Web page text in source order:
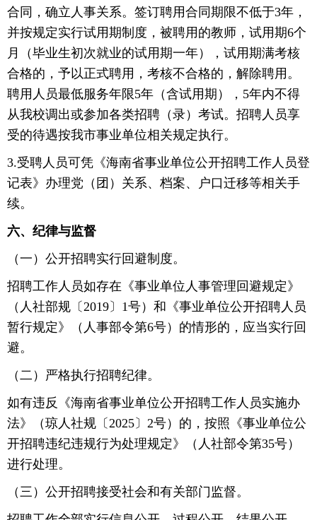
合同，确立人事关系。签订聘用合同期限不低于3年，
并按规定实行试用期制度，被聘用的教师，试用期6个
月（毕业生初次就业的试用期一年），试用期满考核
合格的，予以正式聘用，考核不合格的，解除聘用。
聘用人员最低服务年限5年（含试用期），5年内不得
从我校调出或参加各类招聘（录）考试。招聘人员享
受的待遇按我市事业单位相关规定执行。
3.受聘人员可凭《海南省事业单位公开招聘工作人员登
记表》办理党（团）关系、档案、户口迁移等相关手
续。
六、纪律与监督
（一）公开招聘实行回避制度。
招聘工作人员如存在《事业单位人事管理回避规定》
（人社部规〔2019〕1号）和《事业单位公开招聘人员
暂行规定》（人事部令第6号）的情形的，应当实行回
避。
（二）严格执行招聘纪律。
如有违反《海南省事业单位公开招聘工作人员实施办
法》（琼人社规〔2025〕2号）的，按照《事业单位公
开招聘违纪违规行为处理规定》（人社部令第35号）
进行处理。
（三）公开招聘接受社会和有关部门监督。